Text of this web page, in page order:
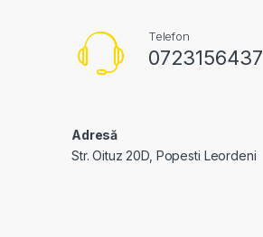
Telefon
0723156437
Adresă
Str. Oituz 20D, Popesti Leordeni